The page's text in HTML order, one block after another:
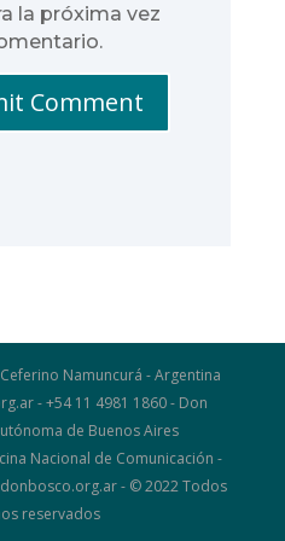
la próxima vez
Comment
Namuncurá - Argentina
- +54 11 4981 1860 - Don
de Buenos Aires
Nacional de Comunicación -
- © 2022 Todos
reservados